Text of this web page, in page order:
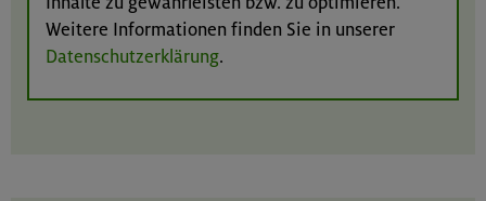
Weitere Informationen finden Sie in unserer
Datenschutzerklärung.